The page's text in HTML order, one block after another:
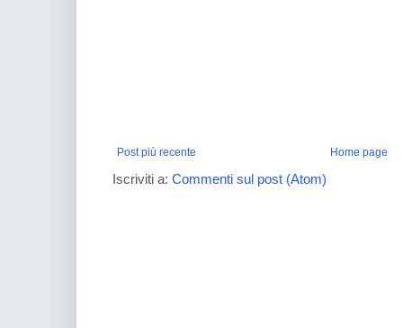
Post più recente Home page
Iscriviti a: Commenti sul post (Atom)